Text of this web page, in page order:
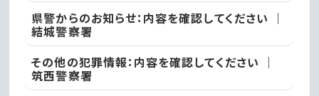
県警からのお知らせ：内容を確認してください ｜
結城警察署
その他の犯罪情報：内容を確認してください ｜
筑西警察署